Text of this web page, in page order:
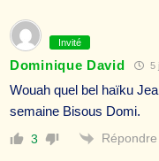
Invité
Dominique David 5
Wouah quel bel haïku
semaine Bisous Domi.
3 Répondre